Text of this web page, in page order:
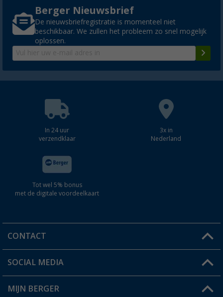
Berger Nieuwsbrief
De nieuwsbriefregistratie is momenteel niet
beschikbaar. We zullen het probleem zo snel mogelijk
oplossen.
In 24 uur
verzendklaar
3x in
Nederland
Tot wel 5% bonus
met de digitale voordeelkaart
CONTACT
Een vraag?
Winkel vinden
SOCIAL MEDIA
MIJN BERGER